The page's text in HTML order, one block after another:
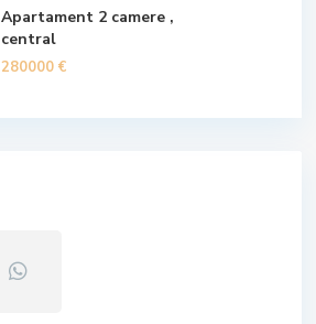
Apartament 2 camere ,
central
280000 €